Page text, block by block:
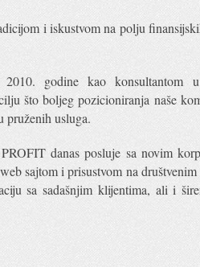
i iskustvom na polju
godine kao konsultantom
što boljeg pozicioniranja naše
pruženih usluga.
danas posluje sa novim
sajtom i prisustvom na društvenim
sa sadašnjim klijentima, ali i